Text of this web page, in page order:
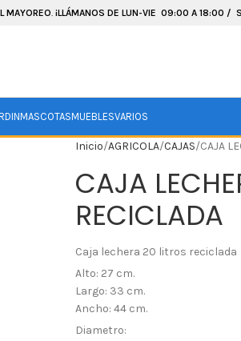
MAYOREO. ¡LLÁMANOS DE LUN-VIE 09:00 A 18:00 /
MASCOTASMUEBLESVARIOS
Inicio AGRICOLA CAJAS CAJA
CAJA
RECICLADA
Caja lechera 20 litros reciclada
Alto: 27 cm.
Largo: 33 cm.
Ancho: 44 cm.
Diametro: